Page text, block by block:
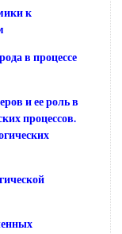
к
в процессе
и ее роль в
процессов.